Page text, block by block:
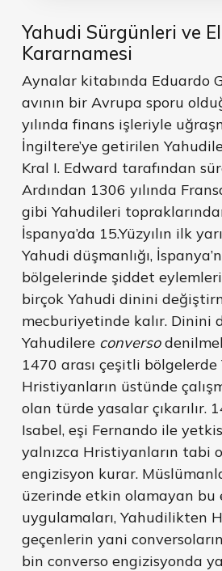
Yahudi Sürgünleri ve
Kararnamesi
Aynalar kitabında Eduardo
avının bir Avrupa sporu
yılında finans işleriyle
İngiltere’ye getirilen
Kral I. Edward tarafından
Ardından 1306 yılında
gibi Yahudileri
İspanya’da 15.Yüzyılın ilk
Yahudi düşmanlığı,
bölgelerinde şiddet
birçok Yahudi dinini
mecburiyetinde kalır. Dinini
Yahudilere converso
1470 arası çeşitli
Hristiyanların üstünde
olan türde yasalar çıkarılır.
Isabel, eşi Fernando ile
yalnızca Hristiyanların tabi
engizisyon kurar.
üzerinde etkin olamayan bu
uygulamaları, Yahudilikten
geçenlerin yani
bin converso engizisyonda